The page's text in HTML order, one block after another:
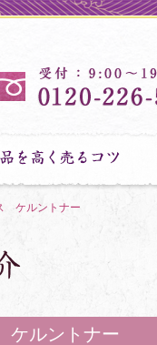
ケルントナー
ルントナー